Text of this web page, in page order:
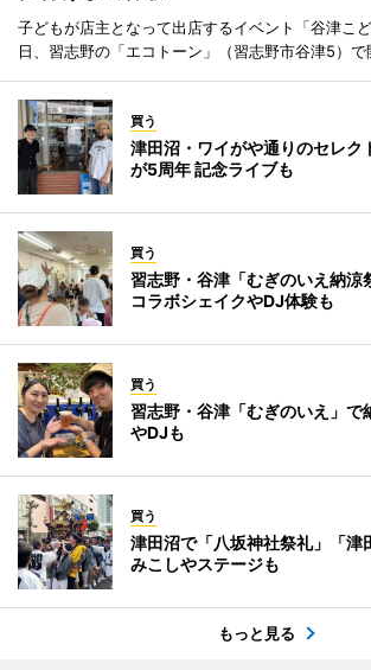
子どもが店主となって出店するイベント「谷津こ
日、習志野の「エコトーン」（習志野市谷津5）で
買う
津田沼・ワイがや通りのセレク
が5周年 記念ライブも
買う
習志野・谷津「むぎのいえ納涼
コラボシェイクやDJ体験も
買う
習志野・谷津「むぎのいえ」
やDJも
買う
津田沼で「八坂神社祭礼」「
みこしやステージも
もっと見る